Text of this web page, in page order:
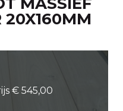
20X160MM
€ 545,00